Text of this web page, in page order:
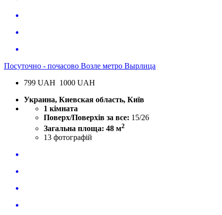
Посуточно - почасово Возле метро Вырлица
799 UAH 1000 UAH
Украина, Киевская область, Київ
1 кімната
Поверх/Поверхів за все: 15/26
Загальна площа: 48 м2
13 фотографій